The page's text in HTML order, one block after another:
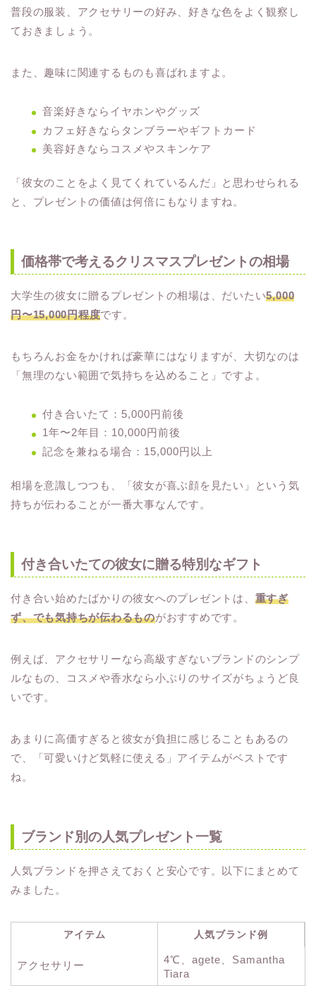
普段の服装、アクセサリーの好み、好きな色をよく観察し
ておきましょう。
また、趣味に関連するものも喜ばれますよ。
音楽好きならイヤホンやグッズ
カフェ好きならタンブラーやギフトカード
美容好きならコスメやスキンケア
「彼女のことをよく見てくれているんだ」と思わせられる
と、プレゼントの価値は何倍にもなりますね。
価格帯で考えるクリスマスプレゼントの相場
大学生の彼女に贈るプレゼントの相場は、だいたい5,000
円〜15,000円程度です。
もちろんお金をかければ豪華にはなりますが、大切なのは
「無理のない範囲で気持ちを込めること」ですよ。
付き合いたて：5,000円前後
1年〜2年目：10,000円前後
記念を兼ねる場合：15,000円以上
相場を意識しつつも、「彼女が喜ぶ顔を見たい」という気
持ちが伝わることが一番大事なんです。
付き合いたての彼女に贈る特別なギフト
付き合い始めたばかりの彼女へのプレゼントは、 重すぎ
ず、でも気持ちが伝わるものがおすすめです。
例えば、アクセサリーなら高級すぎないブランドのシンプ
ルなもの、コスメや香水なら小ぶりのサイズがちょうど良
いです。
あまりに高価すぎると彼女が負担に感じることもあるの
で、「可愛いけど気軽に使える」アイテムがベストです
ね。
ブランド別の人気プレゼント一覧
人気ブランドを押さえておくと安心です。以下にまとめて
みました。
アイテム 人気ブランド例
アクセサリー
4℃、agete、Samantha
Tiara